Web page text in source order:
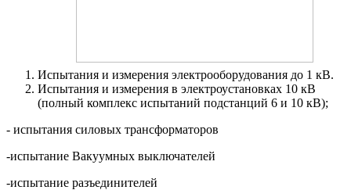
Испытания и измерения электрооборудования до 1 кВ.
Испытания и измерения в электроустановках 10 кВ
(полный комплекс испытаний подстанций 6 и 10 кВ);
- испытания силовых трансформаторов
-испытание Вакуумных выключателей
-испытание разъединителей